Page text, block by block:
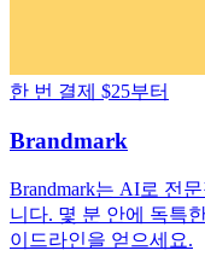
한 번 결제 $25부터
Brandmark
Brandmark는 AI로 전
니다. 몇 분 안에 독특
이드라인을 얻으세요.